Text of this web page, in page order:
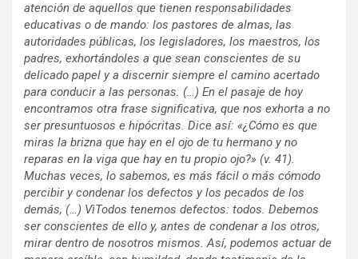
atención de aquellos que tienen responsabilidades
educativas o de mando: los pastores de almas, las
autoridades públicas, los legisladores, los maestros, los
padres, exhortándoles a que sean conscientes de su
delicado papel y a discernir siempre el camino acertado
para conducir a las personas. (…) En el pasaje de hoy
encontramos otra frase significativa, que nos exhorta a no
ser presuntuosos e hipócritas. Dice así: «¿Cómo es que
miras la brizna que hay en el ojo de tu hermano y no
reparas en la viga que hay en tu propio ojo?» (v. 41).
Muchas veces, lo sabemos, es más fácil o más cómodo
percibir y condenar los defectos y los pecados de los
demás, (…) VìTodos tenemos defectos: todos. Debemos
ser conscientes de ello y, antes de condenar a los otros,
mirar dentro de nosotros mismos. Así, podemos actuar de